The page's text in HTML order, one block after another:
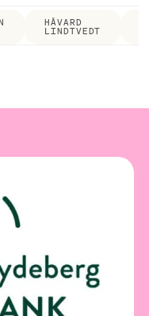
HÅVARD
LINDTVEDT